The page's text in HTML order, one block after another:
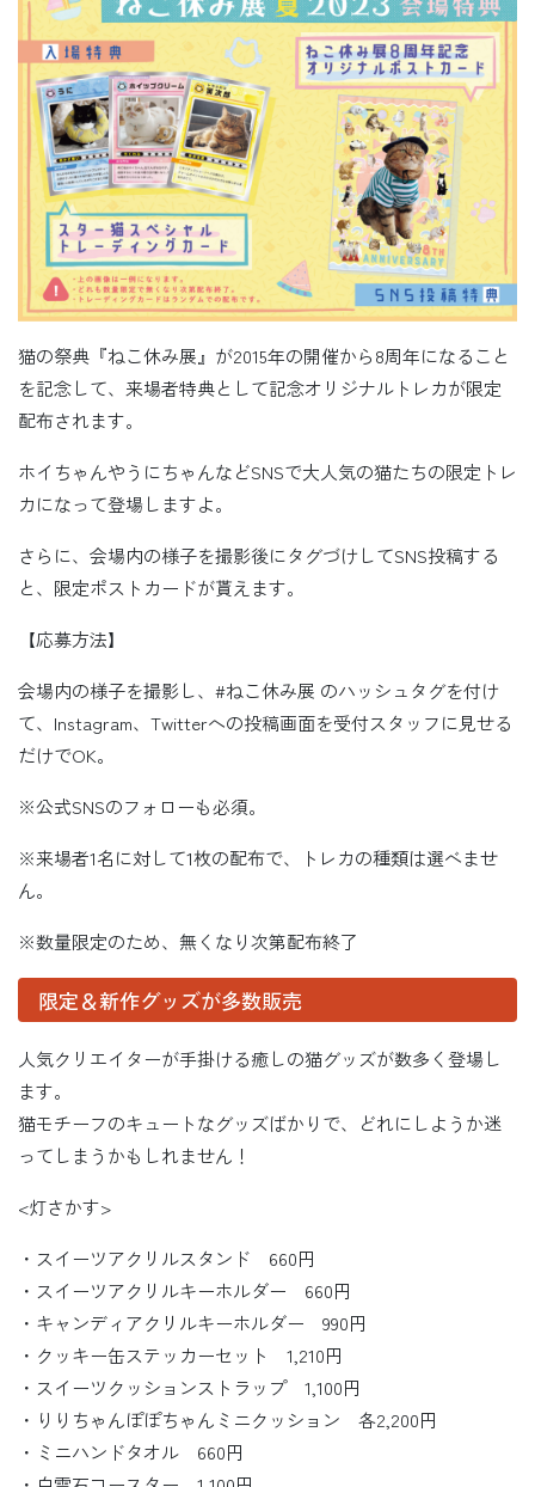
猫の祭典『ねこ休み展』が2015年の開催から8周年になること
を記念して、来場者特典として記念オリジナルトレカが限定
配布されます。
ホイちゃんやうにちゃんなどSNSで大人気の猫たちの限定トレ
カになって登場しますよ。
さらに、会場内の様子を撮影後にタグづけしてSNS投稿する
と、限定ポストカードが貰えます。
【応募方法】
会場内の様子を撮影し、#ねこ休み展 のハッシュタグを付け
て、Instagram、Twitterへの投稿画面を受付スタッフに見せる
だけでOK。
※公式SNSのフォローも必須。
※来場者1名に対して1枚の配布で、トレカの種類は選べませ
ん。
※数量限定のため、無くなり次第配布終了
限定＆新作グッズが多数販売
人気クリエイターが手掛ける癒しの猫グッズが数多く登場し
ます。
猫モチーフのキュートなグッズばかりで、どれにしようか迷
ってしまうかもしれません！
<灯さかす>
・スイーツアクリルスタンド 660円
・スイーツアクリルキーホルダー 660円
・キャンディアクリルキーホルダー 990円
・クッキー缶ステッカーセット 1,210円
・スイーツクッションストラップ 1,100円
・りりちゃんぽぽちゃんミニクッション 各2,200円
・ミニハンドタオル 660円